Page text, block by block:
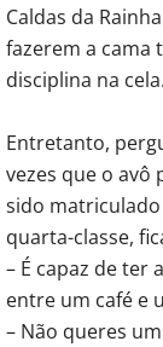
Caldas da
fazerem a cama
disciplina na cela.
Entretanto,
vezes que o avô
sido matriculado
quarta-classe,
– É capaz de ter
entre um café e
– Não queres